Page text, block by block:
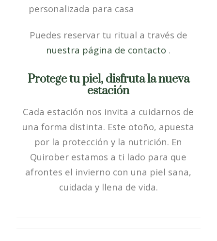
personalizada para casa
Puedes reservar tu ritual a través de
nuestra página de contacto .
Protege tu piel, disfruta la nueva
estación
Cada estación nos invita a cuidarnos de
una forma distinta. Este otoño, apuesta
por la protección y la nutrición. En
Quirober estamos a ti lado para que
afrontes el invierno con una piel sana,
cuidada y llena de vida.